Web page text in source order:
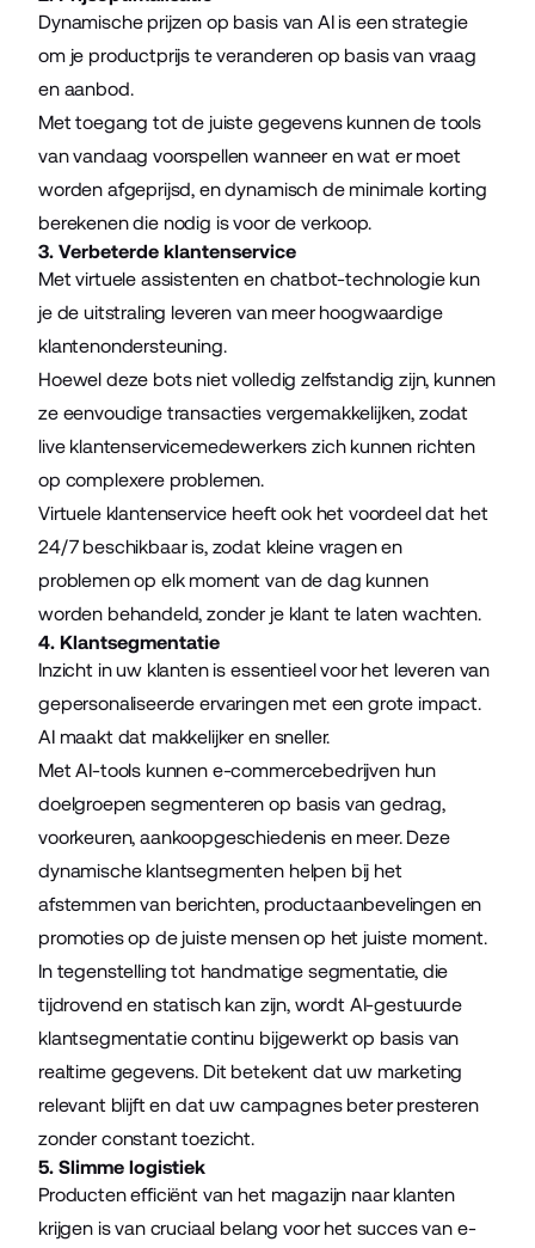
Dynamische prijzen op basis van AI is een strategie
om je productprijs te veranderen op basis van vraag
en aanbod.
Met toegang tot de juiste gegevens kunnen de tools
van vandaag voorspellen wanneer en wat er moet
worden afgeprijsd, en dynamisch de minimale korting
berekenen die nodig is voor de verkoop.
3. Verbeterde klantenservice
Met virtuele assistenten en chatbot-technologie kun
je de uitstraling leveren van meer hoogwaardige
klantenondersteuning.
Hoewel deze bots niet volledig zelfstandig zijn, kunnen
ze eenvoudige transacties vergemakkelijken, zodat
live klantenservicemedewerkers zich kunnen richten
op complexere problemen.
Virtuele klantenservice heeft ook het voordeel dat het
24/7 beschikbaar is, zodat kleine vragen en
problemen op elk moment van de dag kunnen
worden behandeld, zonder je klant te laten wachten.
4. Klantsegmentatie
Inzicht in uw klanten is essentieel voor het leveren van
gepersonaliseerde ervaringen met een grote impact.
AI maakt dat makkelijker en sneller.
Met AI-tools kunnen e-commercebedrijven hun
doelgroepen segmenteren op basis van gedrag,
voorkeuren, aankoopgeschiedenis en meer. Deze
dynamische klantsegmenten helpen bij het
afstemmen van berichten, productaanbevelingen en
promoties op de juiste mensen op het juiste moment.
In tegenstelling tot handmatige segmentatie, die
tijdrovend en statisch kan zijn, wordt AI-gestuurde
klantsegmentatie continu bijgewerkt op basis van
realtime gegevens. Dit betekent dat uw marketing
relevant blijft en dat uw campagnes beter presteren
zonder constant toezicht.
5. Slimme logistiek
Producten efficiënt van het magazijn naar klanten
krijgen is van cruciaal belang voor het succes van e-